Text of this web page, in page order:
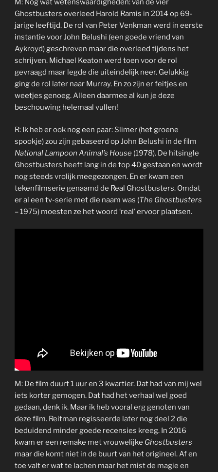
Ghostbusters overleed Harold Ramis in 2014 op 69-
jarige leeftijd. De rol van Peter Venkman werd in eerste
instantie voor John Belushi (een goede vriend van
Aykroyd) geschreven maar die overleed tijdens het
schrijven. Michael Keaton werd toen voor de rol
gevraagd maar legde die uiteindelijk neer. Gelukkig
ging de rol later naar Murray. En zo zijn er feitjes en
weetjes genoeg. Alleen daarmee al kun je deze
beschouwing helemaal vullen!
R: Ik heb er ook nog een paar: Slimer (het groene
spookje) zou zijn gebaseerd op John Belushi in de film
National Lampoon Animal’s House (1978). De hitsingle
Ghostbusters heeft lang in de top 40 gestaan en wordt
nog steeds vrolijk meegezongen. En er kwam een
tekenfilmserie genaamd de Real Ghostbusters. Omdat
er al een tv-serie met die naam was (The Ghostbusters
– 1975) moesten ze het woord ‘real’ ervoor plaatsen.
M: De film duurt 1 uur en 3 kwartier. Dat had van mij wel
iets korter gemogen. Dat had het verhaal wel goed
gedaan, denk ik. Maar ik heb vooral erg genoten van
deze film. Reitman regisseerde later nog deel 2 die
beduidend minder goede recensies kreeg. In 2016
kwam er een remake met vrouwelijke Ghostbusters
maar die komt niet in de buurt van het origineel. Af en
toe valt er wat te lachen maar het mist de magie en